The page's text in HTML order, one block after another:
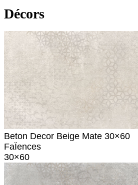
Décors
Beton Decor Beige Mate 30×60
FaÏences
30×60